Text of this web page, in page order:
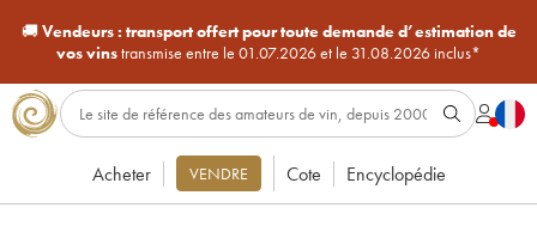
🚚Vendeurs : transport offert pour toute demande d’estimation de
vos vinstransmise entre le 01.07.2026 et le 31.08.2026 inclus*
Acheter VENDRE Cote Encyclopédie